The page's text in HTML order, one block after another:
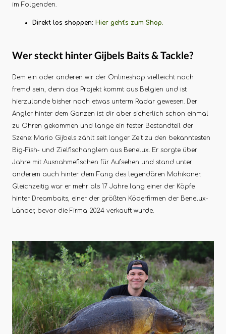
im Folgenden.
Direkt los shoppen: Hier geht's zum Shop.
Wer steckt hinter Gijbels Baits & Tackle?
Dem ein oder anderen wir der Onlineshop vielleicht noch
fremd sein, denn das Projekt kommt aus Belgien und ist
hierzulande bisher noch etwas unterm Radar gewesen. Der
Angler hinter dem Ganzen ist dir aber sicherlich schon einmal
zu Ohren gekommen und lange ein fester Bestandteil der
Szene: Mario Gijbels zählt seit langer Zeit zu den bekanntesten
Big-Fish- und Zielfischanglern aus Benelux. Er sorgte über
Jahre mit Ausnahmefischen für Aufsehen und stand unter
anderem auch hinter dem Fang des legendären Mohikaner.
Gleichzeitig war er mehr als 17 Jahre lang einer der Köpfe
hinter Dreambaits, einer der größten Köderfirmen der Benelux-
Länder, bevor die Firma 2024 verkauft wurde.